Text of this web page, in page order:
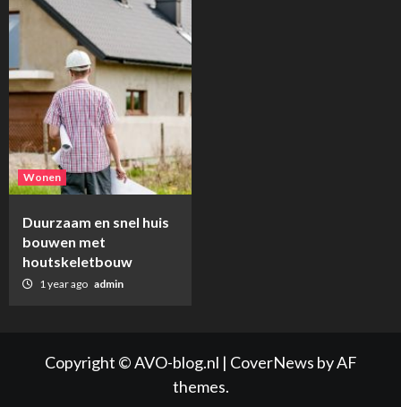
Wonen
Duurzaam en snel huis
bouwen met
houtskeletbouw
1 year ago admin
Copyright © AVO-blog.nl | CoverNews by AF
themes.